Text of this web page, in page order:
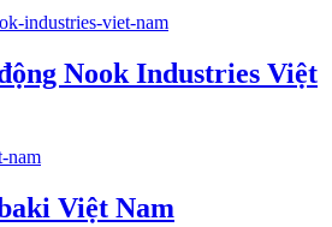
Nook Industries Việt
Việt Nam